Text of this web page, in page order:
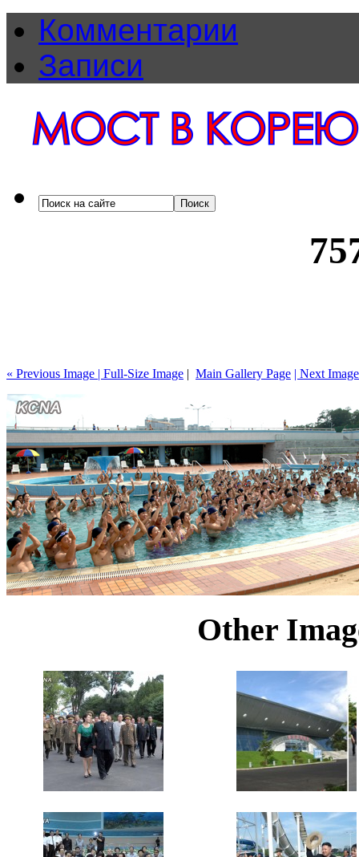
Комментарии
Записи
« Previous Image | Full-Size Image | Main Gallery Page | Next
Other